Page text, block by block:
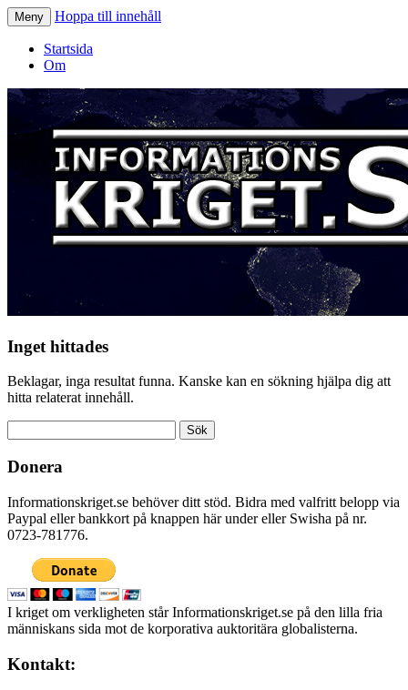
Informationskriget.se
Meny Hoppa till innehåll
Startsida
Om
Inget hittades
Beklagar, inga resultat funna. Kanske kan en sökning hjälpa dig att
hitta relaterat innehåll.
efter:
Donera
Informationskriget.se behöver ditt stöd. Bidra med valfritt belopp via
Paypal eller bankkort på knappen här under eller Swisha på nr.
0723-781776.
I kriget om verkligheten står Informationskriget.se på den lilla fria
människans sida mot de korporativa auktoritära globalisterna.
Kontakt: